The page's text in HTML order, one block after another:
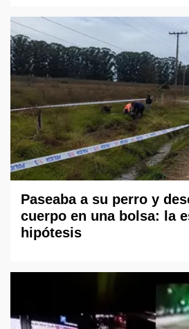
Paseaba a su perro y
cuerpo en una bolsa: la
hipótesis